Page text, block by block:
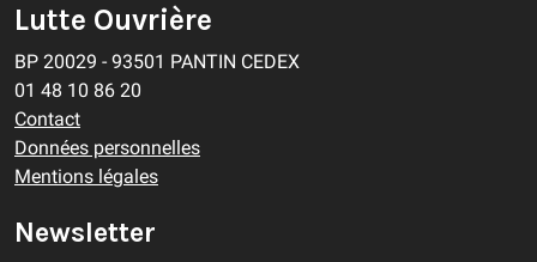
Lutte Ouvrière
BP 20029 - 93501 PANTIN CEDEX
01 48 10 86 20
Contact
Données personnelles
Mentions légales
Newsletter